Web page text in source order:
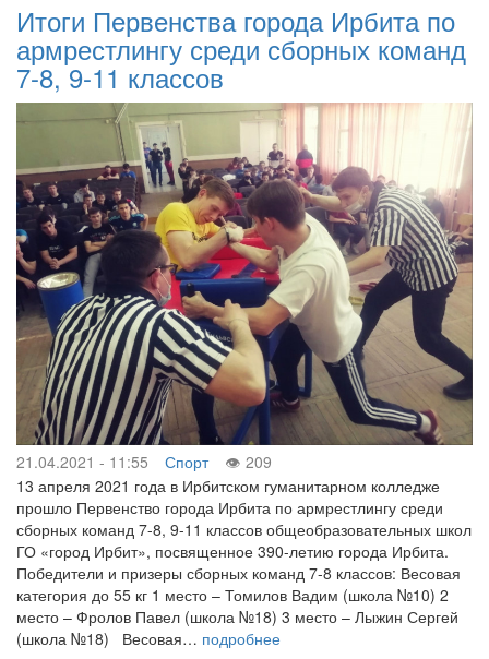
Итоги Первенства города Ирбита по
армрестлингу среди сборных команд
7-8, 9-11 классов
21.04.2021 - 11:55 Спорт
209
13 апреля 2021 года в Ирбитском гуманитарном колледже
прошло Первенство города Ирбита по армрестлингу среди
сборных команд 7-8, 9-11 классов общеобразовательных школ
ГО «город Ирбит», посвященное 390-летию города Ирбита.
Победители и призеры сборных команд 7-8 классов: Весовая
категория до 55 кг 1 место – Томилов Вадим (школа №10) 2
место – Фролов Павел (школа №18) 3 место – Лыжин Сергей
(школа №18) Весовая… подробнее